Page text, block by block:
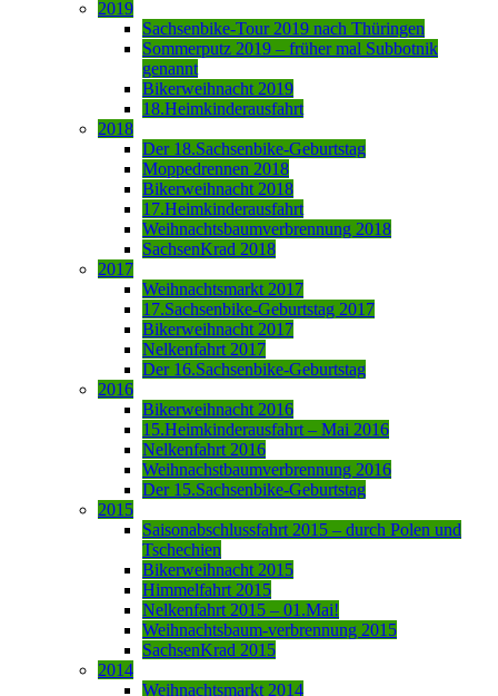
2019
Sachsenbike-Tour 2019 nach Thüringen
Sommerputz 2019 – früher mal Subbotnik
genannt
Bikerweihnacht 2019
18.Heimkinderausfahrt
2018
Der 18.Sachsenbike-Geburtstag
Moppedrennen 2018
Bikerweihnacht 2018
17.Heimkinderausfahrt
Weihnachtsbaumverbrennung 2018
SachsenKrad 2018
2017
Weihnachtsmarkt 2017
17.Sachsenbike-Geburtstag 2017
Bikerweihnacht 2017
Nelkenfahrt 2017
Der 16.Sachsenbike-Geburtstag
2016
Bikerweihnacht 2016
15.Heimkinderausfahrt – Mai 2016
Nelkenfahrt 2016
Weihnachstbaumverbrennung 2016
Der 15.Sachsenbike-Geburtstag
2015
Saisonabschlussfahrt 2015 – durch Polen und
Tschechien
Bikerweihnacht 2015
Himmelfahrt 2015
Nelkenfahrt 2015 – 01.Mai!
Weihnachtsbaum-verbrennung 2015
SachsenKrad 2015
2014
Weihnachtsmarkt 2014